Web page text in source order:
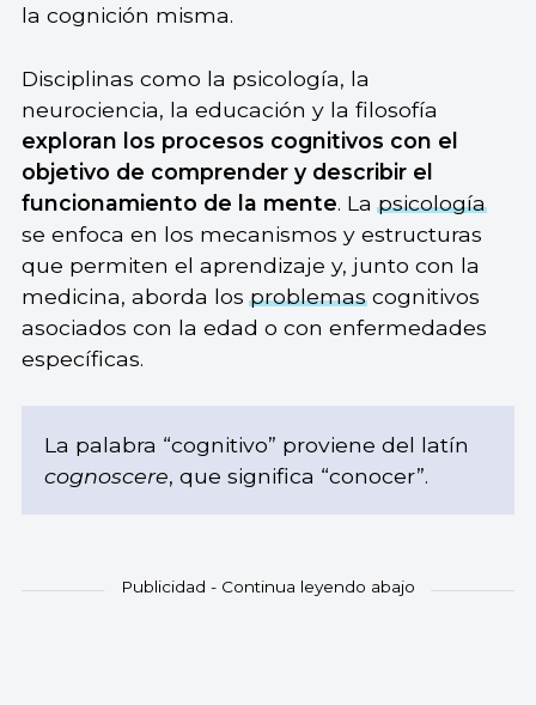
la cognición misma.
Disciplinas como la psicología, la
neurociencia, la educación y la filosofía
exploran los procesos cognitivos con el
objetivo de comprender y describir el
funcionamiento de la mente. Lapsicología
se enfoca en los mecanismos y estructuras
que permiten el aprendizaje y, junto con la
medicina, aborda losproblemascognitivos
asociados con la edad o con enfermedades
específicas.
La palabra “cognitivo” proviene del latín
cognoscere, que significa “conocer”.